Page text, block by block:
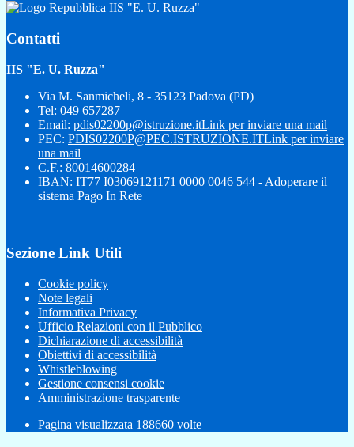
IIS "E. U. Ruzza"
Contatti
IIS "E. U. Ruzza"
Via M. Sanmicheli, 8 - 35123 Padova (PD)
Tel: 049 657287
Email: pdis02200p@istruzione.itLink per inviare una mail
PEC: PDIS02200P@PEC.ISTRUZIONE.ITLink per inviare
una mail
C.F.: 80014600284
IBAN: IT77 I03069121171 0000 0046 544 - Adoperare il
sistema Pago In Rete
Sezione Link Utili
Cookie policy
Note legali
Informativa Privacy
Ufficio Relazioni con il Pubblico
Dichiarazione di accessibilità
Obiettivi di accessibilità
Whistleblowing
Gestione consensi cookie
Amministrazione trasparente
Pagina visualizzata 188660 volte